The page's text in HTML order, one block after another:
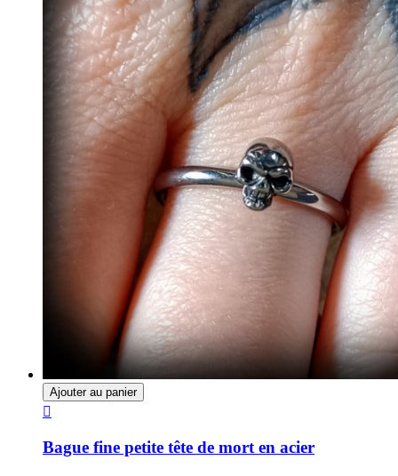
Ajouter au panier

Bague fine petite tête de mort en acier